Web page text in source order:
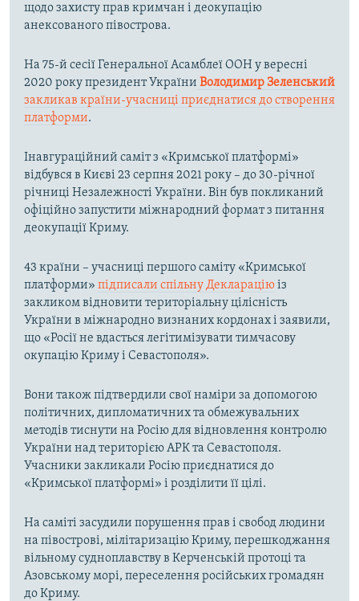
щодо захисту прав кримчан і деокупацію
анексованого півострова.
На 75-й сесії Генеральної Асамблеї ООН у вересні
2020 року президент України Володимир Зеленський
закликав країни-учасниці приєднатися до створення
платформи.
Інавгураційний саміт з «Кримської платформі»
відбувся в Києві 23 серпня 2021 року – до 30-річної
річниці Незалежності України. Він був покликаний
офіційно запустити міжнародний формат з питання
деокупації Криму.
43 країни – учасниці першого саміту «Кримської
платформи» підписали спільну Деклараціюіз
закликом відновити територіальну цілісність
України в міжнародно визнаних кордонах і заявили,
що «Росії не вдасться легітимізувати тимчасову
окупацію Криму і Севастополя».
Вони також підтвердили свої наміри за допомогою
політичних, дипломатичних та обмежувальних
методів тиснути на Росію для відновлення контролю
України над територією АРК та Севастополя.
Учасники закликали Росію приєднатися до
«Кримської платформі» і розділити її цілі.
На саміті засудили порушення прав і свобод людини
на півострові, мілітаризацію Криму, перешкоджання
вільному судноплавству в Керченській протоці та
Азовському морі, переселення російських громадян
до Криму.